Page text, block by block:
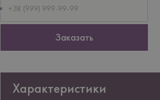
телефон
Заказать
Характеристики